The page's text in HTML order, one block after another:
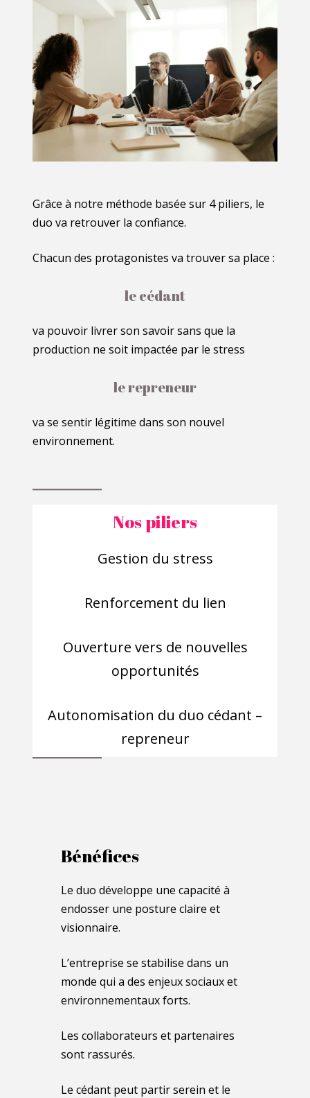
Grâce à notre méthode basée sur 4 piliers, le
duo va retrouver la confiance.
Chacun des protagonistes va trouver sa place :
le cédant
va pouvoir livrer son savoir sans que la
production ne soit impactée par le stress
le repreneur
va se sentir légitime dans son nouvel
environnement.
Nos piliers
Gestion du stress
Renforcement du lien
Ouverture vers de nouvelles
opportunités
Autonomisation du duo cédant –
repreneur
Bénéfices
Le duo développe une capacité à
endosser une posture claire et
visionnaire.
L’entreprise se stabilise dans un
monde qui a des enjeux sociaux et
environnementaux forts.
Les collaborateurs et partenaires
sont rassurés.
Le cédant peut partir serein et le